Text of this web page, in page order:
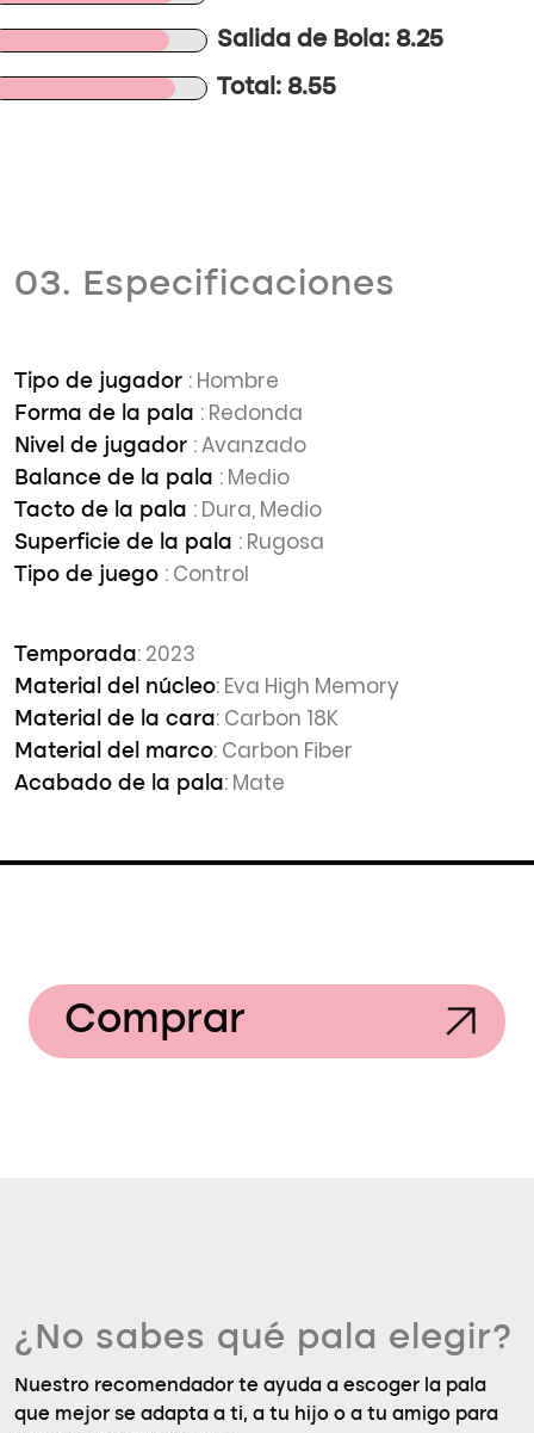
Salida de Bola: 8.25
Total: 8.55
03. Especificaciones
Tipo de jugador : Hombre
Forma de la pala : Redonda
Nivel de jugador : Avanzado
Balance de la pala : Medio
Tacto de la pala : Dura, Medio
Superficie de la pala : Rugosa
Tipo de juego : Control
Temporada: 2023
Material del núcleo: Eva High Memory
Material de la cara: Carbon 18K
Material del marco: Carbon Fiber
Acabado de la pala: Mate
Comprar
¿No sabes qué pala elegir?
Nuestro recomendador te ayuda a escoger la pala
que mejor se adapta a ti, a tu hijo o a tu amigo para